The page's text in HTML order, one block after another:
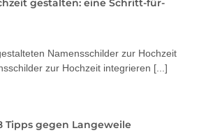
gestalten: eine Schritt-für-
Namensschilder zur Hochzeit
zur Hochzeit integrieren [...]
Tipps gegen Langeweile